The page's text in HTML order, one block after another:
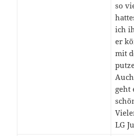
so
ich
er
mit
geht
LG